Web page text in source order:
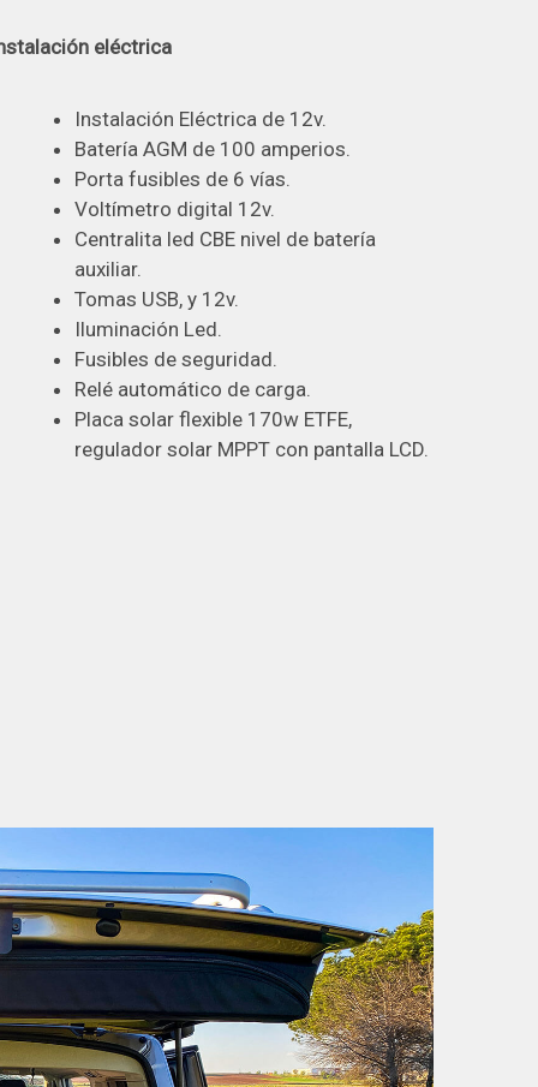
eléctrica
Instalación Eléctrica de 12v.
Batería AGM de 100 amperios.
Porta fusibles de 6 vías.
Voltímetro digital 12v.
Centralita led CBE nivel de batería
auxiliar.
Tomas USB, y 12v.
Iluminación Led.
Fusibles de seguridad.
Relé automático de carga.
Placa solar flexible 170w ETFE,
regulador solar MPPT con pantalla LCD.